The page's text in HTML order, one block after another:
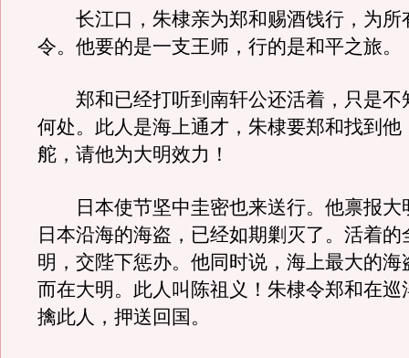
长江口，朱棣亲为郑和赐酒饯行，为所
令。他要的是一支王师，行的是和平之旅。
郑和已经打听到南轩公还活着，只是不
何处。此人是海上通才，朱棣要郑和找到他
舵，请他为大明效力！
日本使节坚中圭密也来送行。他禀报大
日本沿海的海盗，已经如期剿灭了。活着的
明，交陛下惩办。他同时说，海上最大的海
而在大明。此人叫陈祖义！朱棣令郑和在巡
擒此人，押送回国。